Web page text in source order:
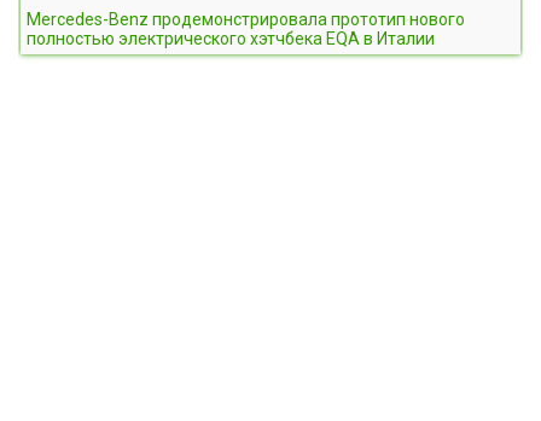
Mercedes-Benz продемонстрировала прототип нового
полностью электрического хэтчбека EQA в Италии